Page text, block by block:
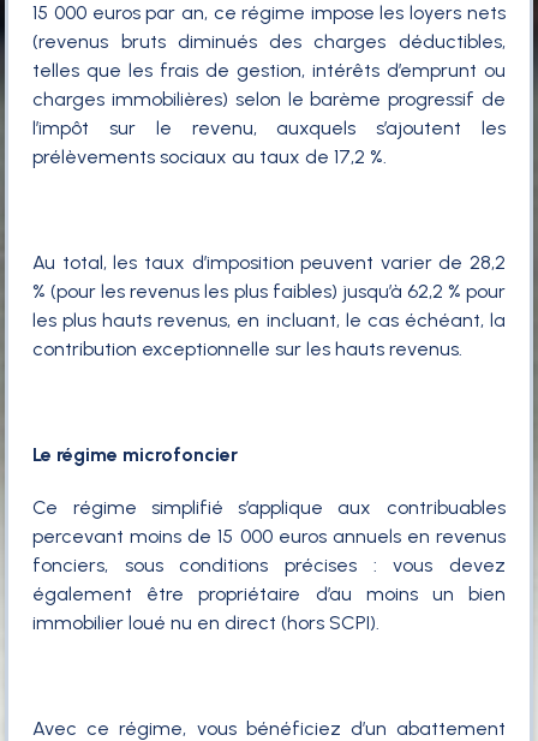
15 000 euros par an, ce régime impose les loyers nets
(revenus bruts diminués des charges déductibles,
telles que les frais de gestion, intérêts d’emprunt ou
charges immobilières) selon le barème progressif de
l’impôt sur le revenu, auxquels s’ajoutent les
prélèvements sociaux au taux de 17,2 %.
Au total, les taux d’imposition peuvent varier de 28,2
% (pour les revenus les plus faibles) jusqu’à 62,2 % pour
les plus hauts revenus, en incluant, le cas échéant, la
contribution exceptionnelle sur les hauts revenus.
Le régime microfoncier
Ce régime simplifié s’applique aux contribuables
percevant moins de 15 000 euros annuels en revenus
fonciers, sous conditions précises : vous devez
également être propriétaire d’au moins un bien
immobilier loué nu en direct (hors SCPI).
Avec ce régime, vous bénéficiez d’un abattement